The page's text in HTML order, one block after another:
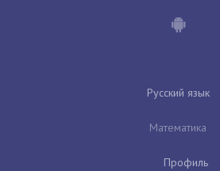
Русский язык
Математика
Профиль